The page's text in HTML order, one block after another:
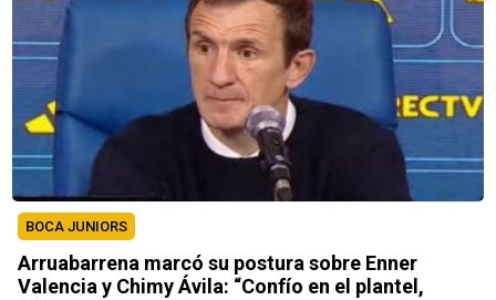
BOCA JUNIORS
Arruabarrena marcó su postura sobre Enner
Valencia y Chimy Ávila: “Confío en el plantel,